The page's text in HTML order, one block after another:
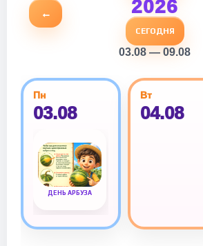
← 2026
СЕГОДНЯ
03.08 — 09.08
Пн
03.08
ДЕНЬ АРБУЗА
Вт
04.08